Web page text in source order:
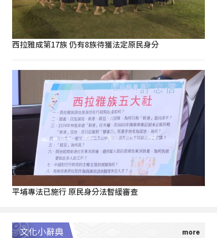
西拉雅成第17族 仍有8族待獲法定原民身分
平埔專法已施行 原民身分法暫緩審查
文化小辭典